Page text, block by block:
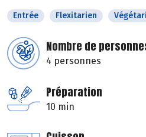
Entrée Flexitarien
Nombre de
4 personnes
Préparation
10 min